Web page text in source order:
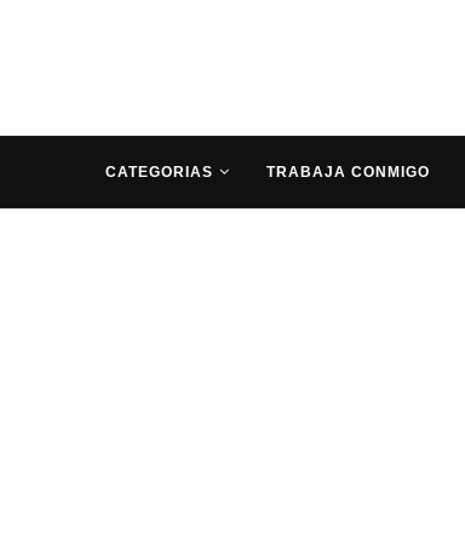
CATEGORIAS TRABAJA CONMIGO